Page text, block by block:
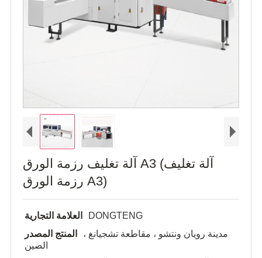
آلة تغليف رزمة الورق A3 (آلة تغليف
رزمة الورق A3)
العلامة التجارية
DONGTENG
المنتج المصدر
مدينة رويان ونتشو ، مقاطعة تشجيانغ ،
الصين